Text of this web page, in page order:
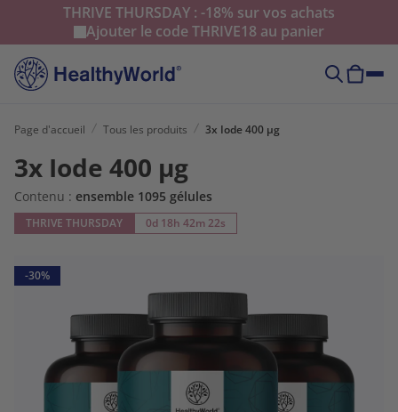
THRIVE THURSDAY : -18% sur vos achats
Ajouter le codeTHRIVE18 au panier
Page d'accueil Tous les produits 3x Iode 400 µg
3x Iode 400 µg
Contenu : ensemble 1095 gélules
THRIVE THURSDAY 0d 18h 42m 20s
-30%